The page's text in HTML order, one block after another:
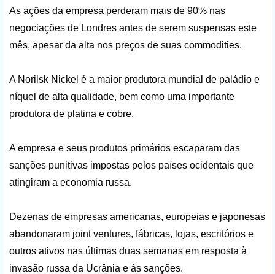
As ações da empresa perderam mais de 90% nas
negociações de Londres antes de serem suspensas este
mês, apesar da alta nos preços de suas commodities.
A Norilsk Nickel é a maior produtora mundial de paládio e
níquel de alta qualidade, bem como uma importante
produtora de platina e cobre.
A empresa e seus produtos primários escaparam das
sanções punitivas impostas pelos países ocidentais que
atingiram a economia russa.
Dezenas de empresas americanas, europeias e japonesas
abandonaram joint ventures, fábricas, lojas, escritórios e
outros ativos nas últimas duas semanas em resposta à
invasão russa da Ucrânia e às sanções.